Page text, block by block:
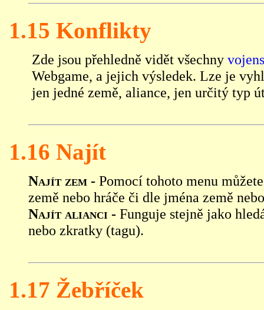
1.15 Konflikty
Zde jsou přehledně vidět všechny
Webgame, a jejich výsledek. Lze je
jen jedné země, aliance, jen určitý typ
1.16 Najít
Najít zem - Pomocí tohoto menu
země nebo hráče či dle jména země
Najít alianci - Funguje stejně jako
nebo zkratky (tagu).
1.17 Žebříček